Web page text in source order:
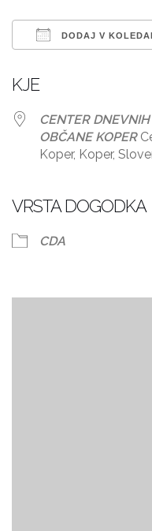
DODAJ V
KJE
CENTER
OBČANE KOPER
Koper, Koper,
VRSTA DOGODKA
CDA